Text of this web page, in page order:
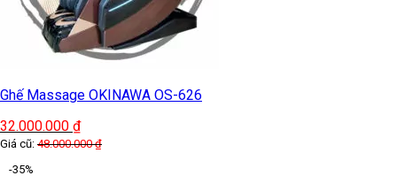
Ghế Massage OKINAWA OS-626
32.000.000 ₫
Giá cũ: 48.000.000₫
-35%